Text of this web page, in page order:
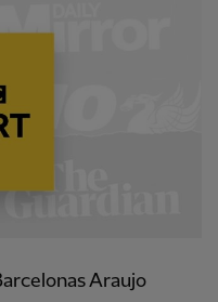
Araujo